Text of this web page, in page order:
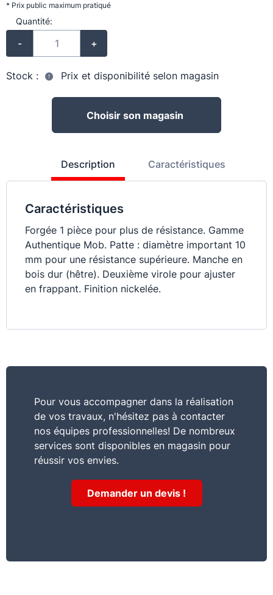
* Prix public maximum pratiqué
Quantité:
- +
Stock : Prix et disponibilité selon magasin
Choisir son magasin
Description Caractéristiques
Caractéristiques
Forgée 1 pièce pour plus de résistance. Gamme
Authentique Mob. Patte : diamètre important 10
mm pour une résistance supérieure. Manche en
bois dur (hêtre). Deuxième virole pour ajuster
en frappant. Finition nickelée.
Pour vous accompagner dans la réalisation
de vos travaux, n'hésitez pas à contacter
nos équipes professionnelles! De nombreux
services sont disponibles en magasin pour
réussir vos envies.
Demander un devis !